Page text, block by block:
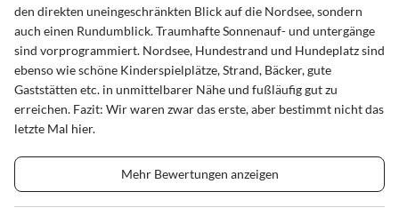
den direkten uneingeschränkten Blick auf die Nordsee, sondern
auch einen Rundumblick. Traumhafte Sonnenauf- und untergänge
sind vorprogrammiert. Nordsee, Hundestrand und Hundeplatz sind
ebenso wie schöne Kinderspielplätze, Strand, Bäcker, gute
Gaststätten etc. in unmittelbarer Nähe und fußläufig gut zu
erreichen. Fazit: Wir waren zwar das erste, aber bestimmt nicht das
letzte Mal hier.
Mehr Bewertungen anzeigen